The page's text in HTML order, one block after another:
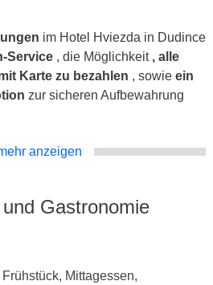
im Hotel Hviezda in Dudince
Service , die Möglichkeit , alle
Karte zu bezahlen , sowie ein
zur sicheren Aufbewahrung
anzeigen
Gastronomie
Frühstück, Mittagessen,